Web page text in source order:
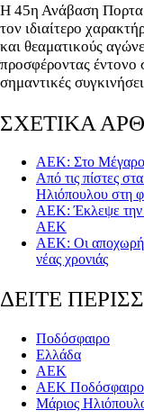
Η 45η Ανάβαση
τον ιδιαίτερο
και θεαματικούς
προσφέροντας έντονο
σημαντικές
ΣΧΕΤΙΚΑ
ΑΕΚ: Στο Μέγαρο
Από τις πίστες
Ηλιόπουλου στη
ΑΕΚ: Έκλεψε την
ΑΕΚ
ΑΕΚ: Οι
νέας χρονιάς
ΔΕΙΤΕ
Ποδόσφαιρο
Ελλάδα
ΑΕΚ
ΑΕΚ Ποδόσφαιρο
Μάριος